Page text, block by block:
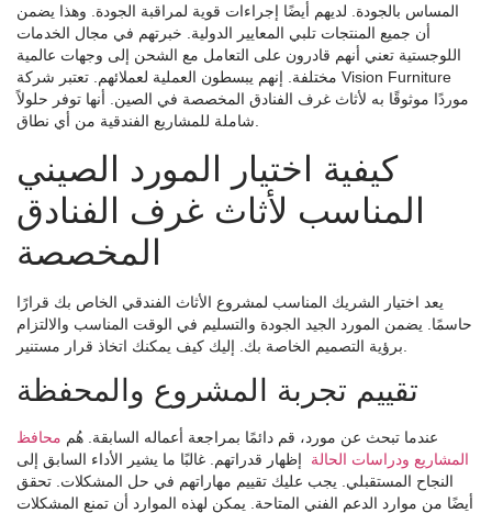
المساس بالجودة. لديهم أيضًا إجراءات قوية لمراقبة الجودة. وهذا يضمن
أن جميع المنتجات تلبي المعايير الدولية. خبرتهم في مجال الخدمات
اللوجستية تعني أنهم قادرون على التعامل مع الشحن إلى وجهات عالمية
مختلفة. إنهم يبسطون العملية لعملائهم. تعتبر شركة Vision Furniture
موردًا موثوقًا به لأثاث غرف الفنادق المخصصة في الصين. أنها توفر حلولاً
كيفية اختيار المورد الصيني
المناسب لأثاث غرف الفنادق
المخصصة
يعد اختيار الشريك المناسب لمشروع الأثاث الفندقي الخاص بك قرارًا
حاسمًا. يضمن المورد الجيد الجودة والتسليم في الوقت المناسب والالتزام
تقييم تجربة المشروع والمحفظة
عندما تبحث عن مورد، قم دائمًا بمراجعة أعماله السابقة. هُم محافظ
المشاريع ودراسات الحالة
إظهار قدراتهم. غالبًا ما يشير الأداء السابق إلى
النجاح المستقبلي. يجب عليك تقييم مهاراتهم في حل المشكلات. تحقق
أيضًا من موارد الدعم الفني المتاحة. يمكن لهذه الموارد أن تمنع المشكلات